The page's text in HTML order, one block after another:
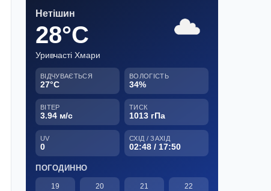
Нетішин
28°C
Уривчасті Хмари
ВІДЧУВАЄТЬСЯ
27°C
ВОЛОГІСТЬ
34%
ВІТЕР
3.94 м/с
ТИСК
1013 гПа
UV
0
СХІД / ЗАХІД
02:48 / 17:50
ПОГОДИННО
19 20 21 22